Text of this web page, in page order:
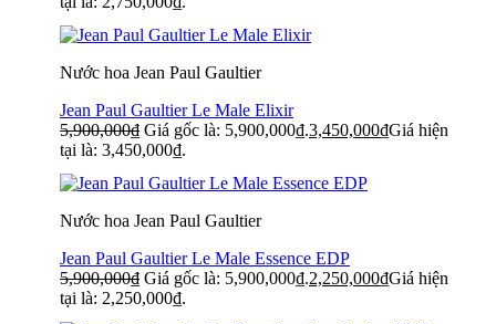
Nước hoa Jean Paul Gaultier
Jean Paul Gaultier Le Male Elixir
5,900,000₫ Giá gốc là: 5,900,000₫.3,450,000₫Giá hiện
tại là: 3,450,000₫.
Nước hoa Jean Paul Gaultier
Jean Paul Gaultier Le Male Essence EDP
5,900,000₫ Giá gốc là: 5,900,000₫.2,250,000₫Giá hiện
tại là: 2,250,000₫.